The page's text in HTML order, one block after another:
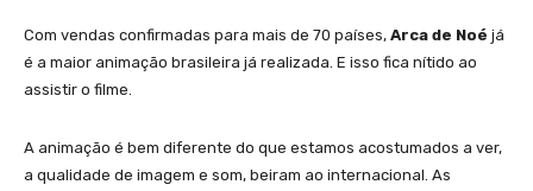
Com vendas confirmadas para mais de 70 países, Arca de Noé já
é a maior animação brasileira já realizada. E isso fica nítido ao
assistir o filme.
A animação é bem diferente do que estamos acostumados a ver,
a qualidade de imagem e som, beiram ao internacional. As